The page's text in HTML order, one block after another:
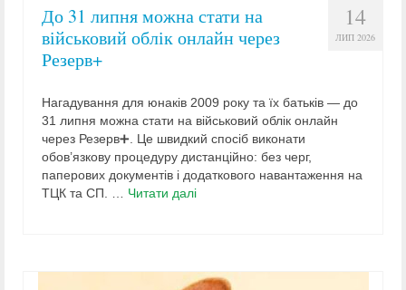
14
ЛИП 2026
До 31 липня можна стати на
військовий облік онлайн через
Резерв+
Нагадування для юнаків 2009 року та їх батьків — до
31 липня можна стати на військовий облік онлайн
через Резерв➕. Це швидкий спосіб виконати
обов’язкову процедуру дистанційно: без черг,
паперових документів і додаткового навантаження на
ТЦК та СП. … Читати далі